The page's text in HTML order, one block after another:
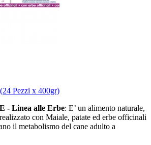
Pezzi x 400gr)
- Linea alle Erbe: E’ un alimento naturale,
con Maiale, patate ed erbe officinali
il metabolismo del cane adulto a